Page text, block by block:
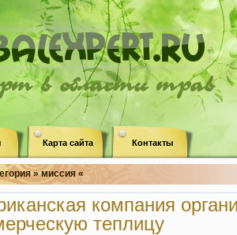
в области трав
Карта сайта Контакты
» миссия «
компания
теплицу